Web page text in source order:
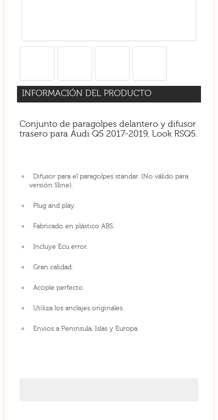
INFORMACIÓN DEL PRODUCTO
Conjunto de paragolpes delantero y difusor
trasero para Audi Q5 2017-2019, Look RSQ5.
Difusor para el paragolpes standar. (No válido para
versión Sline).
Plug and play.
Fabricado en plástico ABS.
Incluye Ecu error.
Gran calidad.
Acople perfecto.
Utiliza los anclajes originales.
Envios a Peninsula, Islas y Europa.